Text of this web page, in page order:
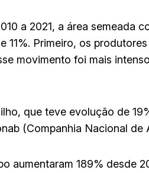
a 2021, a área semeada
11%. Primeiro, os
movimento foi mais
que teve evolução de
(Companhia Nacional de
aumentaram 189% desde